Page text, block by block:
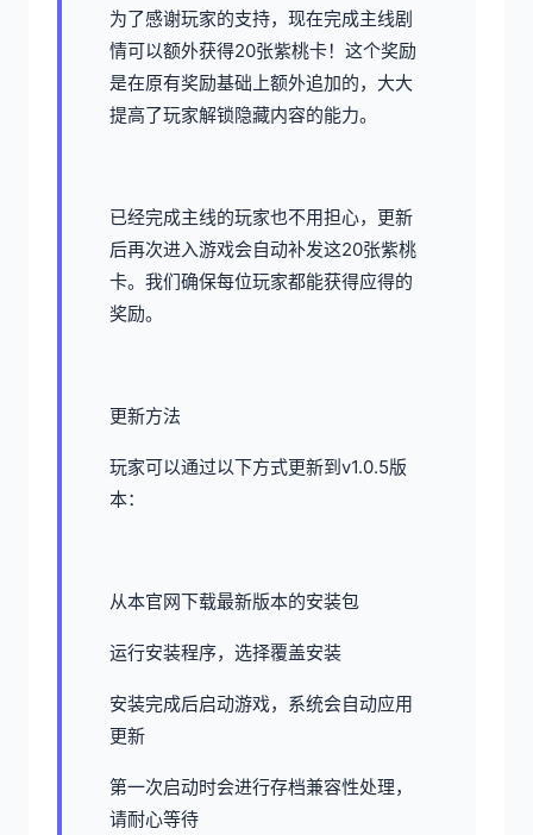
为了感谢玩家的支持，现在完成主线剧
情可以额外获得20张紫桃卡！这个奖励
是在原有奖励基础上额外追加的，大大
提高了玩家解锁隐藏内容的能力。
已经完成主线的玩家也不用担心，更新
后再次进入游戏会自动补发这20张紫桃
卡。我们确保每位玩家都能获得应得的
奖励。
更新方法
玩家可以通过以下方式更新到v1.0.5版
本：
从本官网下载最新版本的安装包
运行安装程序，选择覆盖安装
安装完成后启动游戏，系统会自动应用
更新
第一次启动时会进行存档兼容性处理，
请耐心等待